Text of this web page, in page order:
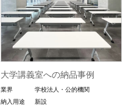
大学講義室への納品事例
業界
学校法人・公的機関
納入用途
新設